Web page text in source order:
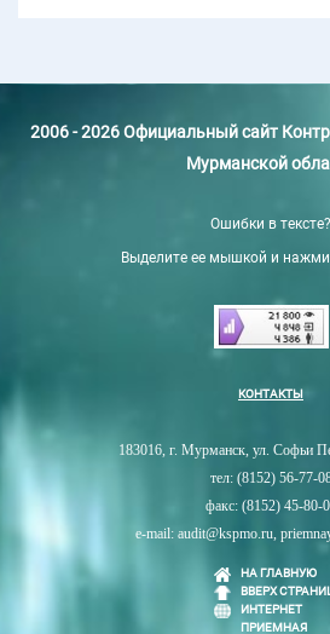
2006 - 2026 Официальный сайт
Мурманской
Ошибки в тексте?
Выделите ее мышкой и
КОНТАКТЫ
183016, г. Мурманск, ул. Софьи
тел: (8152) 56-77-
факс: (8152) 45-80-
e-mail: audit@kspmo.ru,
НА ГЛАВНУЮ
ВВЕРХ
ИНТЕРНЕТ
ПРИЕМНАЯ